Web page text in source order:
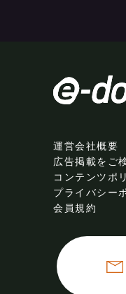
運営会社概要
広告掲載をご
コンテンツポ
プライバシー
会員規約